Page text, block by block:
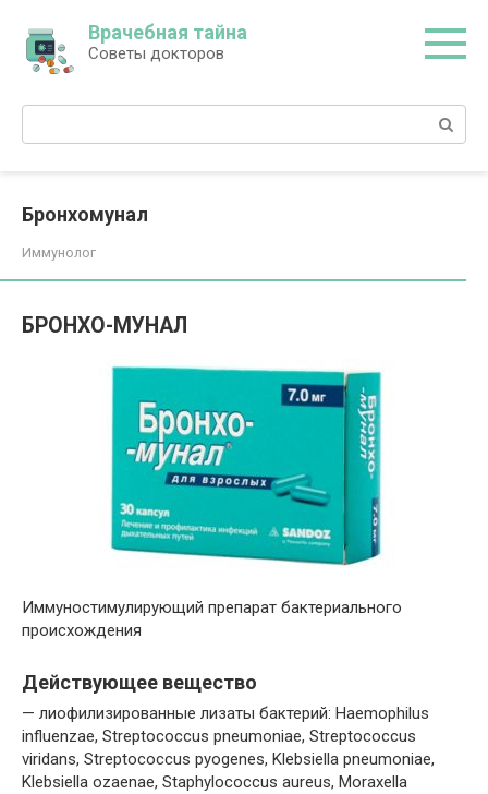
контенту
Врачебная тайна
Советы докторов
Поиск:
Бронхомунал
Иммунолог
БРОНХО-МУНАЛ
Иммуностимулирующий препарат бактериального
происхождения
Действующее вещество
— лиофилизированные лизаты бактерий: Haemophilus
influenzae, Streptococcus pneumoniae, Streptococcus
viridans, Streptococcus pyogenes, Klebsiella pneumoniae,
Klebsiella ozaenae, Staphylococcus aureus, Moraxella